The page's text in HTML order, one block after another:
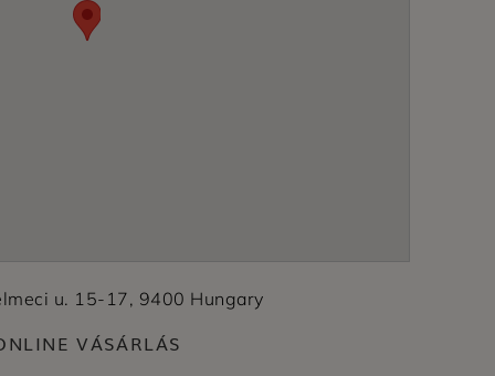
u. 15-17, 9400 Hungary
VÁSÁRLÁS